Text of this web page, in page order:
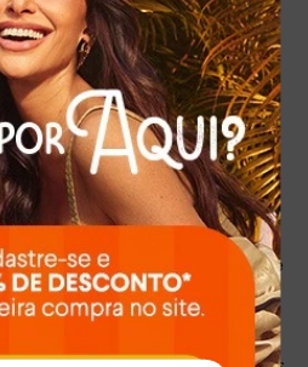
BLOCO BEGE
de Salto Bloco Bege, a
busca combinar conforto e
e momentos de lazer. Este
em detalhes que fazem a
apresentando um tramado
textura rica e um toque boho-
é a aplicação na parte
que evoca a beleza natural de